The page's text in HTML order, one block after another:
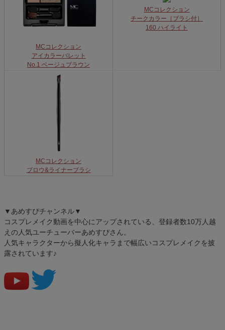
MCコレクション
アイカラーパレット
No.1 ベージュブラウン
MCコレクション
チークカラー［ブラシ付］
160 ハイライト
MCコレクション
ブロウ&ライナーブラシ
▼あめすぴチャンネル▼
コスプレメイク動画を中心にアップされている、登録者数10万人越
えの人気ユーチューバーあめすぴさん。
人気キャラクターから擬人化キャラまで幅広いコスプレメイクを披
露されています♪